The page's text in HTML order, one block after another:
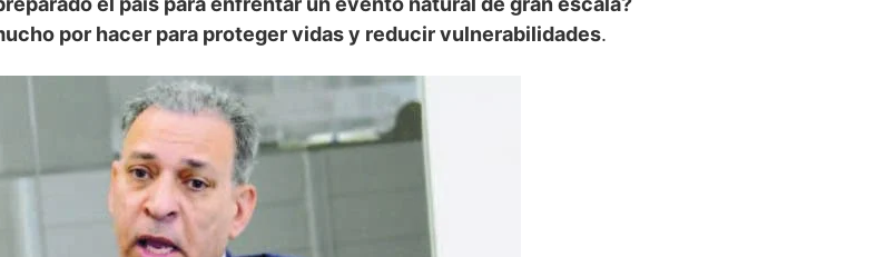
por hacer para proteger vidas y reducir vulnerabilidades.